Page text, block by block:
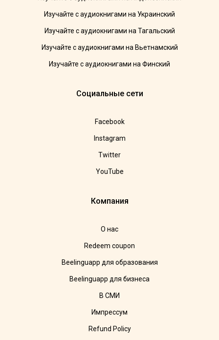
Изучайте с аудиокнигами на Украинский
Изучайте с аудиокнигами на Тагальский
Изучайте с аудиокнигами на Вьетнамский
Изучайте с аудиокнигами на Финский
Социальные сети
Facebook
Instagram
Twitter
YouTube
Компания
О нас
Redeem coupon
Beelinguapp для образования
Beelinguapp для бизнеса
В СМИ
Импрессум
Refund Policy